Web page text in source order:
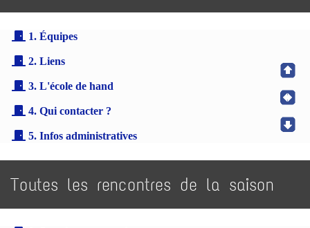
1. Équipes
2. Liens
3. L'école de hand
4. Qui contacter ?
5. Infos administratives
Toutes les rencontres de la saison